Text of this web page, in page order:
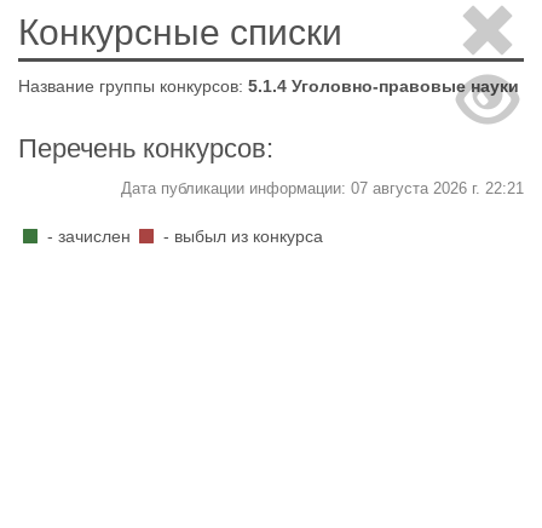
Конкурсные списки
Название группы конкурсов: 5.1.4 Уголовно-правовые науки
Перечень конкурсов:
Дата публикации информации: 07 августа 2026 г. 22:21
- зачислен - выбыл из конкурса